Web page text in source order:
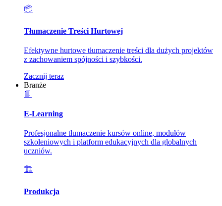
📦
Tłumaczenie Treści Hurtowej
Efektywne hurtowe tłumaczenie treści dla dużych projektów
z zachowaniem spójności i szybkości.
Zacznij teraz
Branże
📘
E-Learning
Profesjonalne tłumaczenie kursów online, modułów
szkoleniowych i platform edukacyjnych dla globalnych
uczniów.
🏗️
Produkcja